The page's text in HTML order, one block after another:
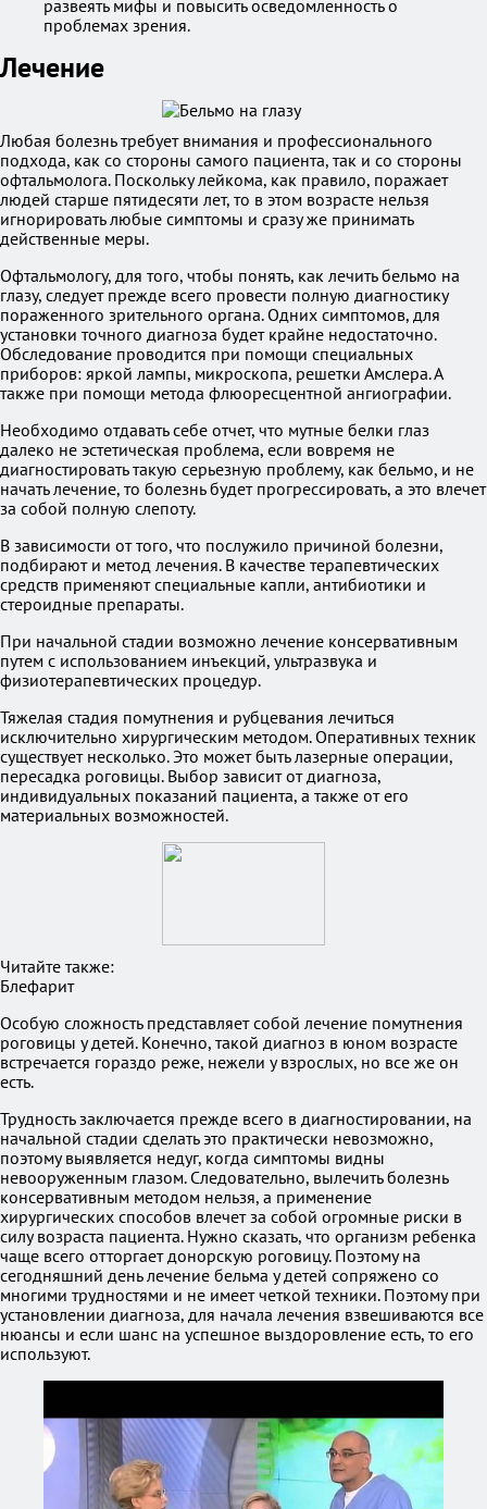
развеять мифы и повысить осведомленность о
проблемах зрения.
Лечение
Любая болезнь требует внимания и профессионального
подхода, как со стороны самого пациента, так и со стороны
офтальмолога. Поскольку лейкома, как правило, поражает
людей старше пятидесяти лет, то в этом возрасте нельзя
игнорировать любые симптомы и сразу же принимать
действенные меры.
Офтальмологу, для того, чтобы понять, как лечить бельмо на
глазу, следует прежде всего провести полную диагностику
пораженного зрительного органа. Одних симптомов, для
установки точного диагноза будет крайне недостаточно.
Обследование проводится при помощи специальных
приборов: яркой лампы, микроскопа, решетки Амслера. А
также при помощи метода флюоресцентной ангиографии.
Необходимо отдавать себе отчет, что мутные белки глаз
далеко не эстетическая проблема, если вовремя не
диагностировать такую серьезную проблему, как бельмо, и не
начать лечение, то болезнь будет прогрессировать, а это влечет
за собой полную слепоту.
В зависимости от того, что послужило причиной болезни,
подбирают и метод лечения. В качестве терапевтических
средств применяют специальные капли, антибиотики и
стероидные препараты.
При начальной стадии возможно лечение консервативным
путем с использованием инъекций, ультразвука и
физиотерапевтических процедур.
Тяжелая стадия помутнения и рубцевания лечиться
исключительно хирургическим методом. Оперативных техник
существует несколько. Это может быть лазерные операции,
пересадка роговицы. Выбор зависит от диагноза,
индивидуальных показаний пациента, а также от его
материальных возможностей.
Читайте также:
Блефарит
Особую сложность представляет собой лечение помутнения
роговицы у детей. Конечно, такой диагноз в юном возрасте
встречается гораздо реже, нежели у взрослых, но все же он
есть.
Трудность заключается прежде всего в диагностировании, на
начальной стадии сделать это практически невозможно,
поэтому выявляется недуг, когда симптомы видны
невооруженным глазом. Следовательно, вылечить болезнь
консервативным методом нельзя, а применение
хирургических способов влечет за собой огромные риски в
силу возраста пациента. Нужно сказать, что организм ребенка
чаще всего отторгает донорскую роговицу. Поэтому на
сегодняшний день лечение бельма у детей сопряжено со
многими трудностями и не имеет четкой техники. Поэтому при
установлении диагноза, для начала лечения взвешиваются все
нюансы и если шанс на успешное выздоровление есть, то его
используют.